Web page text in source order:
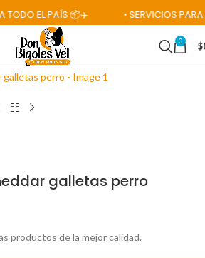
EL PAÍS 📦✈️ • SERVICIOS PARA
0 $
galletas perro
productos de la mejor calidad.